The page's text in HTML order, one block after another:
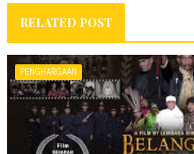
RELATED POST
PENGHARGAAN